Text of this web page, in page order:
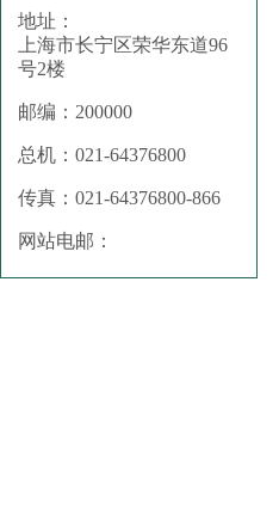
地址：
上海市长宁区荣华东道96
号2楼
邮编：200000
总机：021-64376800
传真：021-64376800-866
网站电邮：